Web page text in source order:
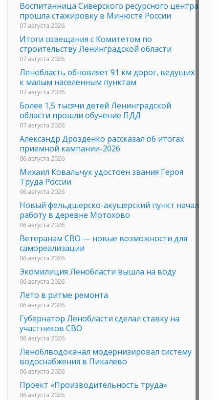
Воспитанница Сиверского ресурсного центра
прошла стажировку в Минюсте России
07 августа 2026
Итоги совещания с Комитетом по
строительству Ленинградской области
07 августа 2026
Ленобласть обновляет 91 км дорог, ведущих
к малым населенным пунктам
07 августа 2026
Более 1,5 тысячи детей Ленинградской
области прошли обучение ПДД
07 августа 2026
Александр Дрозденко рассказал об итогах
приемной кампании-2026
06 августа 2026
Михаил Ковальчук удостоен звания Героя
Труда России
06 августа 2026
Новый фельдшерско-акушерский пункт начал
работу в деревне Мотохово
06 августа 2026
Ветеранам СВО — новые возможности для
самореализации
06 августа 2026
Экомилиция Ленобласти вышла на воду
06 августа 2026
Лето в ритме ремонта
06 августа 2026
Губернатор Ленобласти сделал ставку на
участников СВО
06 августа 2026
Леноблводоканал модернизировал систему
водоснабжения в Пикалево
06 августа 2026
Проект «Производительность труда»
06 августа 2026